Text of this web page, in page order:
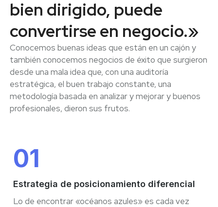
bien dirigido, puede
convertirse en negocio.»
Conocemos buenas ideas que están en un cajón y
también conocemos negocios de éxito que surgieron
desde una mala idea que, con una auditoría
estratégica, el buen trabajo constante, una
metodología basada en analizar y mejorar y buenos
profesionales, dieron sus frutos.
01
Estrategia de posicionamiento diferencial
Lo de encontrar «océanos azules» es cada vez